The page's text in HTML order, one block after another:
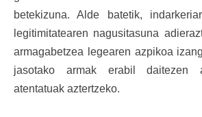
betekizuna. Alde batetik,
legitimitatearen nagusitasuna
armagabetzea legearen azpikoa
jasotako armak erabil daitezen
atentatuak aztertzeko.